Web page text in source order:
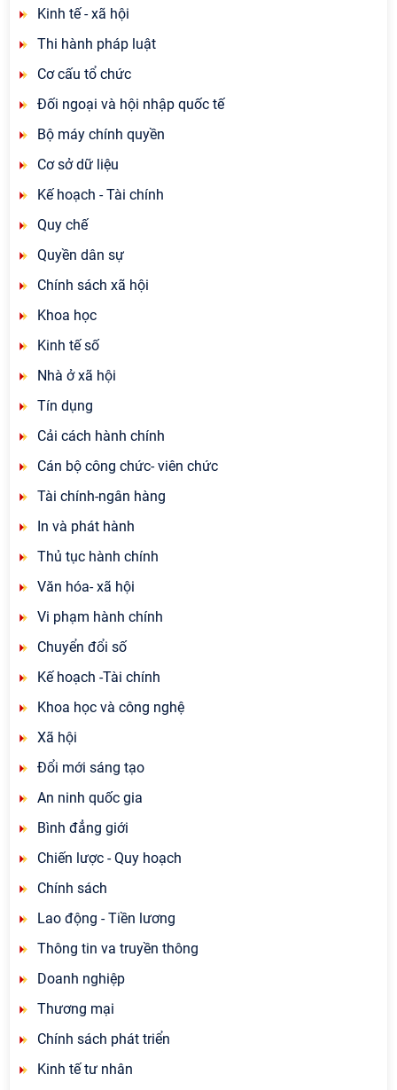
Kinh tế - xã hội
Thi hành pháp luật
Cơ cấu tổ chức
Đối ngoại và hội nhập quốc tế
Bộ máy chính quyền
Cơ sở dữ liệu
Kế hoạch - Tài chính
Quy chế
Quyền dân sự
Chính sách xã hội
Khoa học
Kinh tế số
Nhà ở xã hội
Tín dụng
Cải cách hành chính
Cán bộ công chức- viên chức
Tài chính-ngân hàng
In và phát hành
Thủ tục hành chính
Văn hóa- xã hội
Vi phạm hành chính
Chuyển đổi số
Kế hoạch -Tài chính
Khoa học và công nghệ
Xã hội
Đổi mới sáng tạo
An ninh quốc gia
Bình đẳng giới
Chiến lược - Quy hoạch
Chính sách
Lao động - Tiền lương
Thông tin va truyền thông
Doanh nghiệp
Thương mại
Chính sách phát triển
Kinh tế tư nhân